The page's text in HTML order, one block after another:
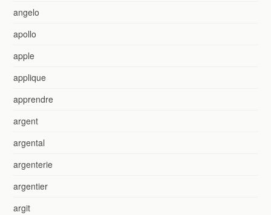
angelo
apollo
apple
applique
apprendre
argent
argental
argenterie
argentier
argit